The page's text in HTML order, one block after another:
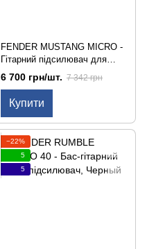
FENDER MUSTANG MICRO -
Гітарний підсилювач для
навушників
6 700 грн/шт. 7 342 грн
Купити
−22%
5
5